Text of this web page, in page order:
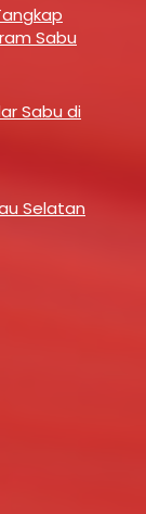
Sabu
Sabu di
Selatan